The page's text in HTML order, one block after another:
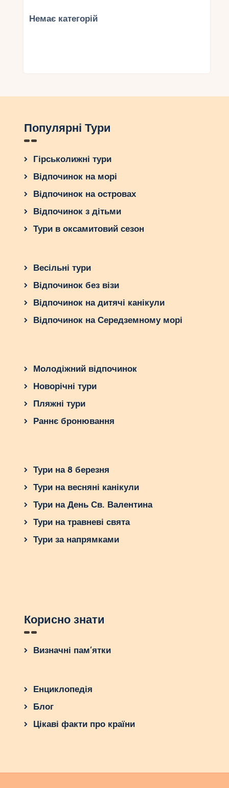
Немає категорій
Популярні Тури
Гірськолижні тури
Відпочинок на морі
Відпочинок на островах
Відпочинок з дітьми
Тури в оксамитовий сезон
Весільні тури
Відпочинок без візи
Відпочинок на дитячі канікули
Відпочинок на Середземному морі
Молодіжний відпочинок
Новорічні тури
Пляжні тури
Раннє бронювання
Тури на 8 березня
Тури на весняні канікули
Тури на День Св. Валентина
Тури на травневі свята
Тури за напрямками
Корисно знати
Визначні пам’ятки
Енциклопедія
Блог
Цікаві факти про країни